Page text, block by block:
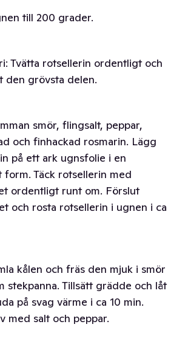
till 200 grader.
Tvätta rotsellerin ordentligt och
den grövsta delen.
smör, flingsalt, peppar,
och finhackad rosmarin. Lägg
på ett ark ugnsfolie i en
form. Täck rotsellerin med
ordentligt runt om. Förslut
och rosta rotsellerin i ugnen i ca
kålen och fräs den mjuk i smör
stekpanna. Tillsätt grädde och låt
på svag värme i ca 10 min.
med salt och peppar.